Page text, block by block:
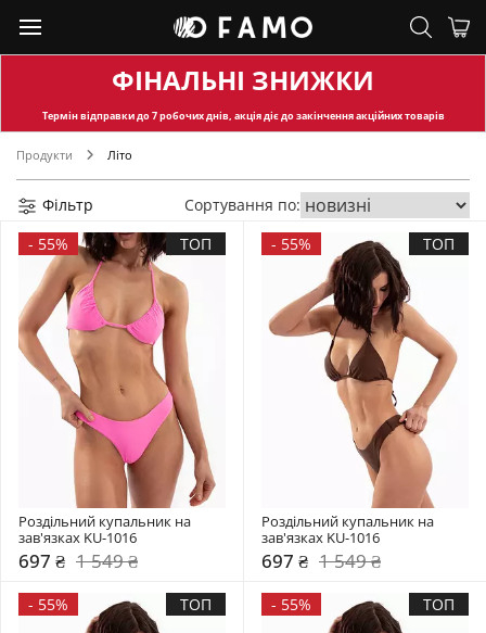
ФІНАЛЬНІ ЗНИЖКИ
Термін відправкидо 7 робочих днів, акція діє до закінчення акційних товарів
Продукти Літо
Фільтр
Сортування по:
- 55% ТОП
Роздільний купальник на
зав'язках KU-1016
697 ₴ 1 549 ₴
- 55% ТОП
Роздільний купальник на
зав'язках KU-1016
697 ₴ 1 549 ₴
- 55% ТОП - 55% ТОП